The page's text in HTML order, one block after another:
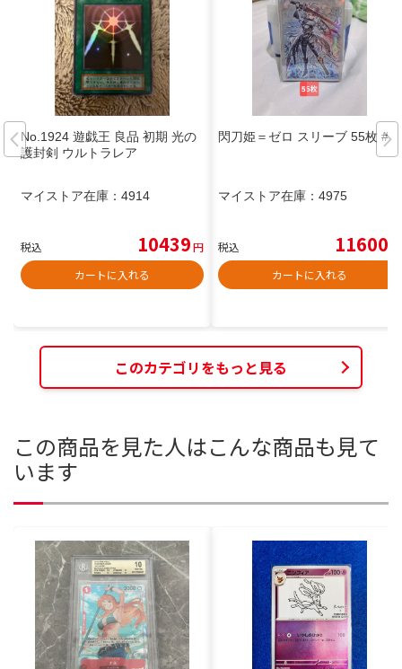
No.1924 遊戯王 良品 初期 光の
護封剣 ウルトラレア
マイストア在庫： 4914
税込 10439円
カートに入れる
閃刀姫＝ゼロ スリーブ 55枚 #2
マイストア在庫： 4975
税込 11600
カートに入れる
このカテゴリをもっと見る
この商品を見た人はこんな商品も見て
います